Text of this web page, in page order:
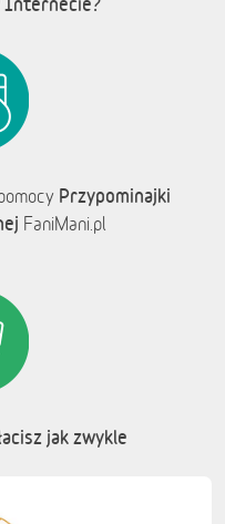
Przypominajki
FaniMani.pl
jak zwykle